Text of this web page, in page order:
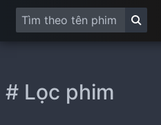
# Lọc phim